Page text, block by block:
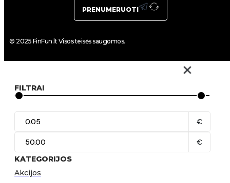
PRENUMERUOTI
© 2025 FinFun.lt Visos teisės saugomos.
FILTRAI
€
€
KATEGORIJOS
Akcijos